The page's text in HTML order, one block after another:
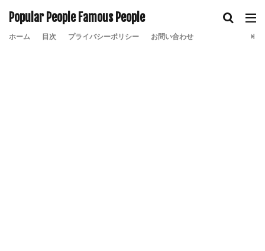
Popular People Famous People
ホーム 目次 プライバシーポリシー お問い合わせ